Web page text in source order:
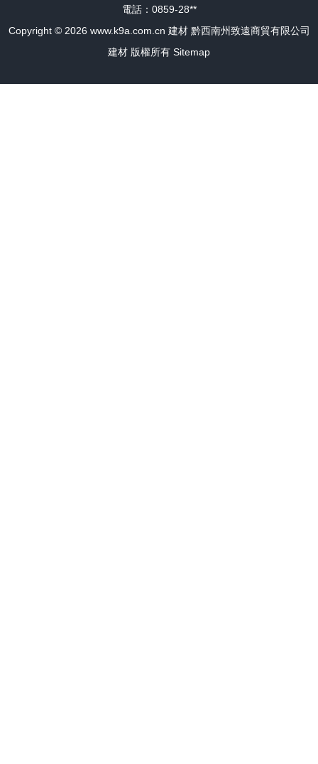
電話：0859-28**
Copyright © 2026 www.k9a.com.cn 建材 黔西南州致遠商貿有限公司
建材 版權所有 Sitemap